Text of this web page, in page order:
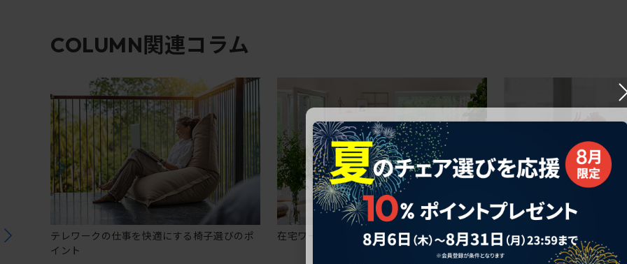
COLUMN関連コラム
テレワークの仕事を快適にする椅子選びのポ
イント
在宅ワークにおすすめのオフィスチェア5選
椅子に座っているのに疲
疲れにくいチェアの選び方